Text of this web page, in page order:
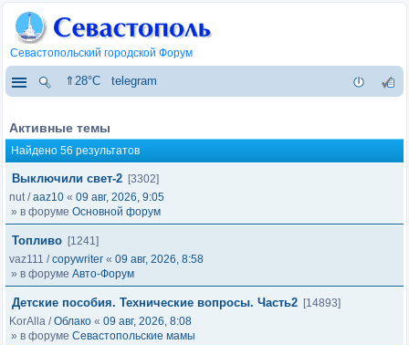
Севастопольский городской Форум
⇑28°C telegram
Активные темы
Найдено 56 результатов
Выключили свет-2 [3302]
nut/aaz10 « 09 авг, 2026, 9:05
» в форуме Основной форум
Топливо [1241]
vaz111 /copywriter « 09 авг, 2026, 8:58
» в форуме Авто-Форум
Детские пособия. Технические вопросы. Часть2 [14893]
KorAlla /Облако « 09 авг, 2026, 8:08
» в форуме Севастопольские мамы